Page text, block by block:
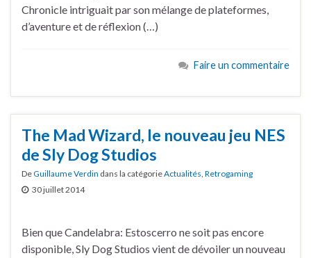
Chronicle intriguait par son mélange de plateformes,
d’aventure et de réflexion (…)
Faire un commentaire
The Mad Wizard, le nouveau jeu NES
de Sly Dog Studios
DeGuillaume Verdin dans la catégorieActualités, Retrogaming
30 juillet 2014
Bien que Candelabra: Estoscerro ne soit pas encore
disponible, Sly Dog Studios vient de dévoiler un nouveau